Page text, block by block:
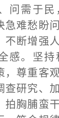
问需于
急难愁盼
不断增强
感。坚
，尊重客
查研究、
拍胸脯蛮